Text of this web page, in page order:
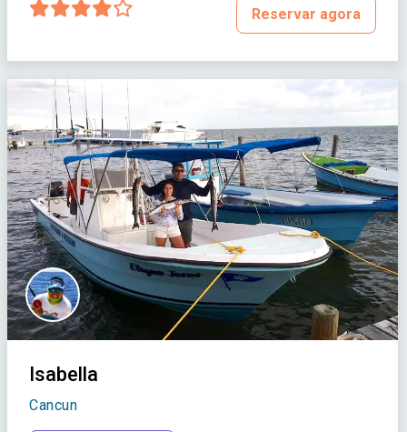
Reservar agora
Isabella
Cancun